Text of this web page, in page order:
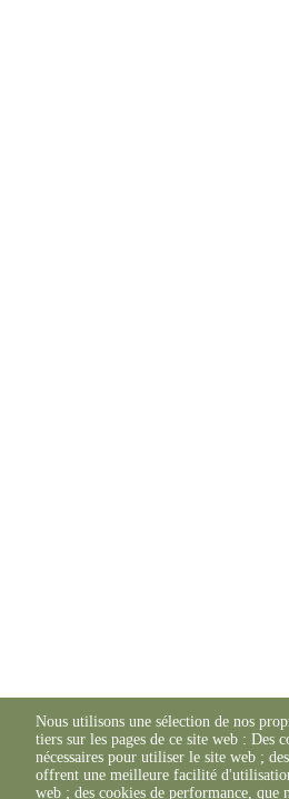
Nous utilisons une sélection de nos
tiers sur les pages de ce site web : Des
nécessaires pour utiliser le site web ;
offrent une meilleure facilité
web ; des cookies de performance, que